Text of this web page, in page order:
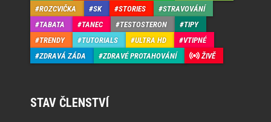
ROZCVIČKA
SK STORIES
STRAVOVÁNÍ
TABATA
TANEC TESTOSTERON
TIPY
TRENDY
TUTORIALS ULTRA HD
VTIPNÉ
ZDRAVÁ ZÁDA
ZDRAVÉ PROTAHOVÁNÍ ŽIVĚ
STAV ČLENSTVÍ